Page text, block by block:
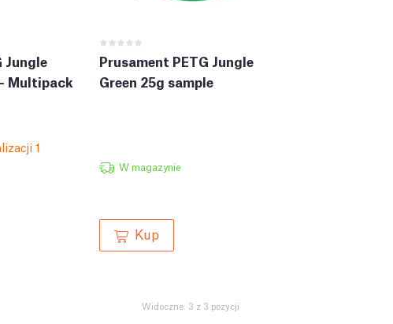
Jungle
Multipack
1
Prusament PETG Jungle
Green 25g sample
W magazynie
Kup
Widoczne: 3 z 3 pozycji